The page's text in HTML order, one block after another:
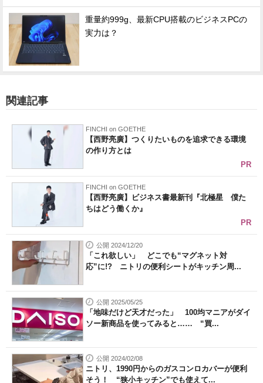
重量約999g、最新CPU搭載のビジネスPCの
実力は？
関連記事
FINCHI on GOETHE
【西野亮廣】つくりたいものを追求できる環境
の作り方とは
PR
FINCHI on GOETHE
【西野亮廣】ビジネス書最新刊『北極星 僕た
ちはどう働くか』
PR
公開 2024/12/20
「これ欲しい」 どこでも“マグネット対
応”に!? ニトリの便利シートがキッチン周...
公開 2025/05/25
「地味だけど天才だった」 100均マニアがダイ
ソー新商品を使ってみると…… “買...
公開 2024/02/08
ニトリ、1990円からのガスコンロカバーが便利
そう！ “狭小キッチン”でも使えて...